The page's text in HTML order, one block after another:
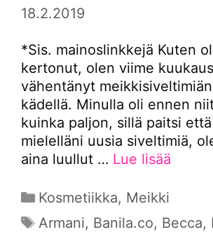
18.2.2019
*Sis. mainoslinkkejä Kuten
kertonut, olen viime
vähentänyt
kädellä. Minulla oli ennen
kuinka paljon, sillä paitsi
mielelläni uusia siveltimiä,
aina luullut … Lue lisää
Kategoriat
Kosmetiikka, Meikki
Avainsanat
Armani, Banila.co, Becca,